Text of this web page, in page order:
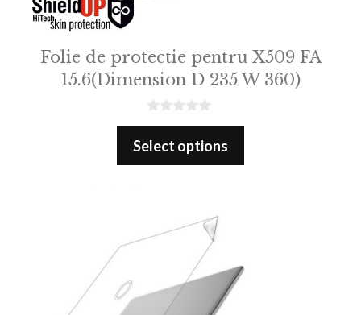
Folie de protectie pentru X509 FA
15.6(Dimension D 235 W 360)
0
u
Select options